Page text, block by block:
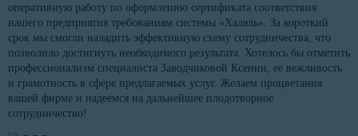
оперативную работу по оформлению сертификата соответствия
нашего предприятия требованиям системы «Халяль». За короткий
срок мы смогли наладить эффективную схему сотрудничества, что
позволило достигнуть необходимого результата. Хотелось бы отметить
профессионализм специалиста Заводчиковой Ксении, ее вежливость
и грамотность в сфере предлагаемых услуг. Желаем процветания
вашей фирме и надеемся на дальнейшее плодотворное
сотрудничество!